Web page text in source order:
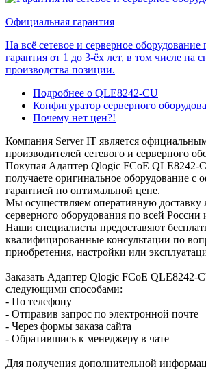
Официальная гарантия
На всё сетевое и серверное оборудование
гарантия от 1 до 3-ёх лет, в том числе на
производства позиции.
Подробнее о QLE8242-CU
Конфигуратор серверного
Почему нет цен?!
Компания Server IT является
производителей сетевого и серверного
Покупая Адаптер Qlogic FCoE QLE8242-
получаете оригинальное оборудование с
гарантией по оптимальной цене.
Мы осуществляем оперативную доставку
серверного оборудования по всей
Наши специалисты предоставяют
квалифицированные консультации по
приобретения, настройки или
Заказать Адаптер Qlogic FCoE QLE8242-
следующими способами:
- По телефону
- Отправив запрос по электронной почте
- Через формы заказа сайта
- Обратившись к менеджеру в чате
Для получения дополнительной